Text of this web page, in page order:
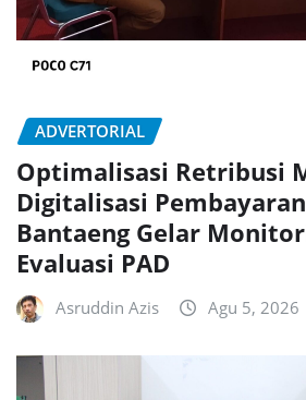
ADVERTORIAL
Optimalisasi Retribusi
Digitalisasi
Bantaeng Gelar
Evaluasi PAD
Asruddin Azis Agu 5, 2026